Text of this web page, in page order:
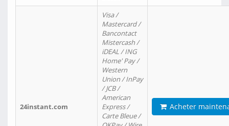
24instant.com
Visa /
Mastercard /
Bancontact
Mistercash /
iDEAL / ING
Home' Pay /
Western
Union / InPay
/ JCB /
American
Express /
Carte Bleue /
Acheter